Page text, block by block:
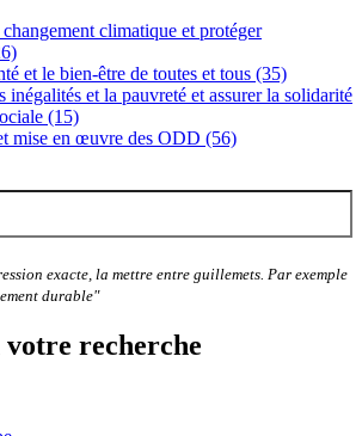
climatique et protéger
et le bien-être de toutes et tous (35)
inégalités et la pauvreté et assurer la solidarité
(15)
mise en œuvre des ODD (56)
exacte, la mettre entre guillemets. Par exemple
durable"
votre recherche